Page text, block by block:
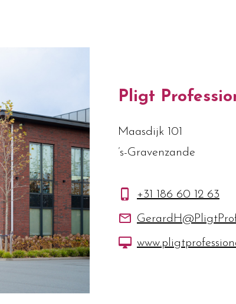
Pligt
Maasdijk 101
’s-Gravenzande
+31 186 60 12 63